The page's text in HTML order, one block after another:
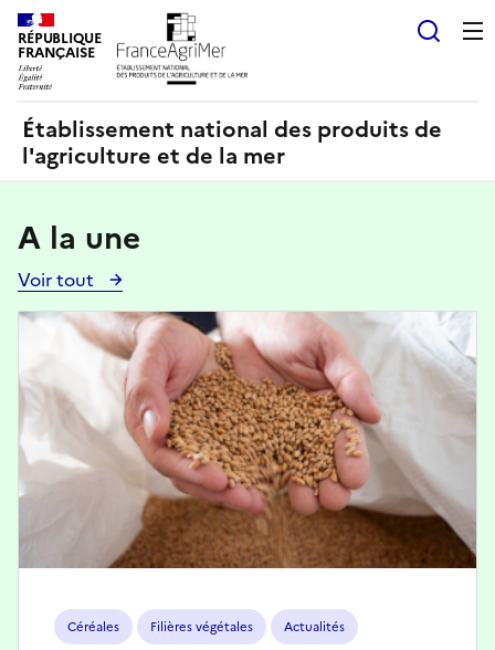
RÉPUBLIQUE
FRANÇAISE
Établissement national des produits de
l'agriculture et de la mer
A la une
Voir tout
Voir
toutes
les
actualités
Céréales Filières végétales Actualités
Image
Panneau de gestion des cookies